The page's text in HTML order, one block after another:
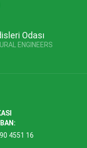
Odası
ENGINEERS
4551 16